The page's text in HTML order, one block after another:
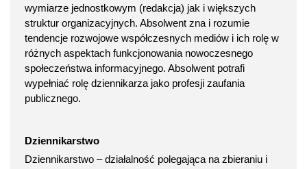
wymiarze jednostkowym (redakcja) jak i większych
struktur organizacyjnych. Absolwent zna i rozumie
tendencje rozwojowe współczesnych mediów i ich rolę w
różnych aspektach funkcjonowania nowoczesnego
społeczeństwa informacyjnego. Absolwent potrafi
wypełniać rolę dziennikarza jako profesji zaufania
publicznego.
Dziennikarstwo
Dziennikarstwo – działalność polegająca na zbieraniu i